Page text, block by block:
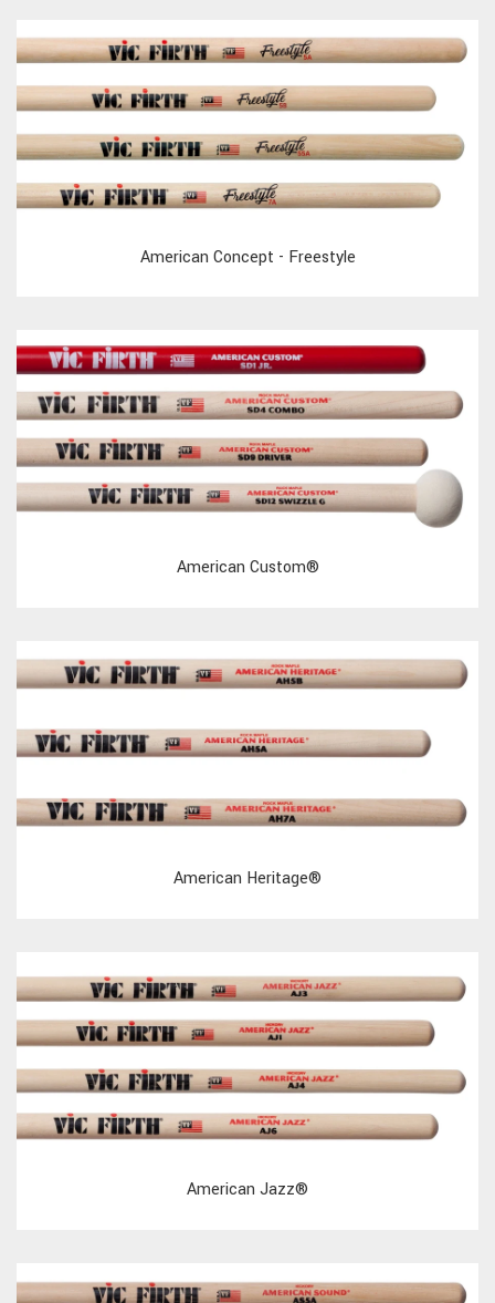
American Concept - Freestyle
American Custom®
American Heritage®
American Jazz®